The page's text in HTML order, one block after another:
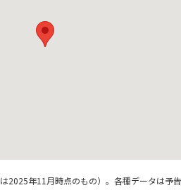
年11月時点のもの）。各種データは予